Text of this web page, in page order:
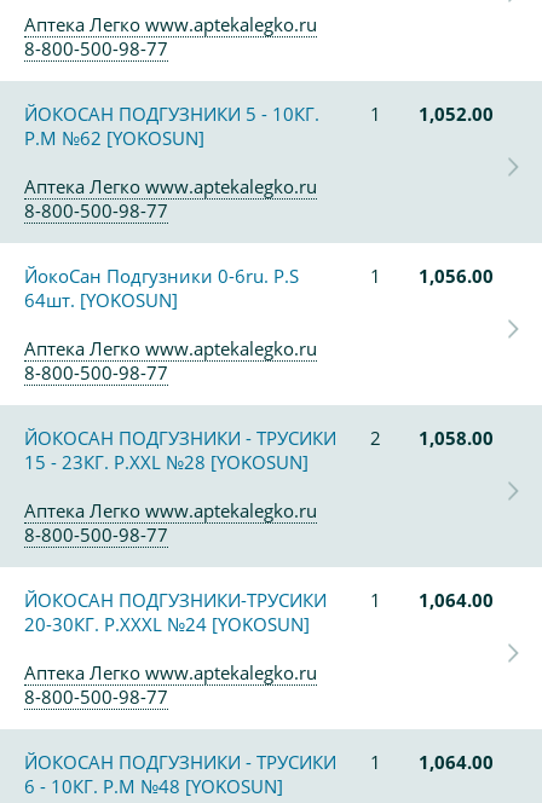
Аптека Легко www.aptekalegko.ru
8-800-500-98-77
ЙОКОСАН ПОДГУЗНИКИ 5 - 10КГ.
Р.М №62 [YOKOSUN]
1 1,052.00
Аптека Легко www.aptekalegko.ru
8-800-500-98-77
ЙокоСан Подгузники 0-6ru. Р.S
64шт. [YOKOSUN]
1 1,056.00
Аптека Легко www.aptekalegko.ru
8-800-500-98-77
ЙОКОСАН ПОДГУЗНИКИ - ТРУСИКИ
15 - 23КГ. Р.XXL №28 [YOKOSUN]
2 1,058.00
Аптека Легко www.aptekalegko.ru
8-800-500-98-77
ЙОКОСАН ПОДГУЗНИКИ-ТРУСИКИ
20-30КГ. Р.XXXL №24 [YOKOSUN]
1 1,064.00
Аптека Легко www.aptekalegko.ru
8-800-500-98-77
ЙОКОСАН ПОДГУЗНИКИ - ТРУСИКИ
6 - 10КГ. Р.М №48 [YOKOSUN]
1 1,064.00